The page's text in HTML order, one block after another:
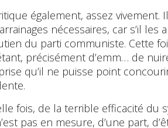
également, assez vivement.
nécessaires, car s’il les
du parti communiste. Cette
précisément d’emm… de
qu’il ne puisse point
fois, de la terrible efficacité du
pas en mesure, d’une part,